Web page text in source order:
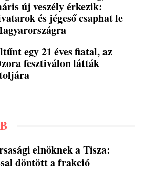
új veszély érkezik:
és jégeső csaphat le
egy 21 éves fiatal, az
fesztiválon látták
elnöknek a Tisza:
döntött a frakció